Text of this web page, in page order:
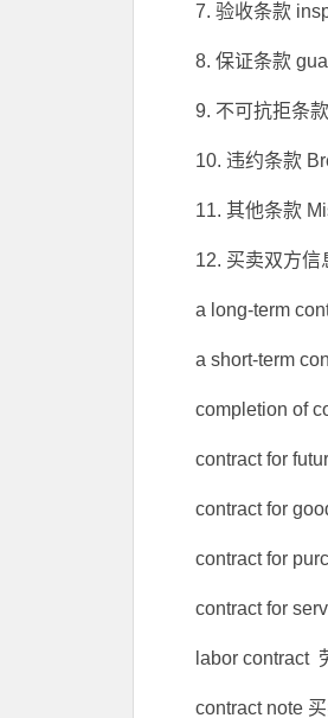
7. 验收条款
8. 保证条款
9. 不可抗拒条
10. 违约条款
11. 其他条款
12. 买卖双方信
a long-term
a short-term
completion of
contract for
contract for
contract for
contract for
labor contract
contract note